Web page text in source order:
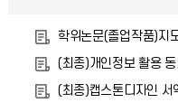
학위논문(졸업작품)지
(최종)개인정보 활용
(최종)캡스톤디자인